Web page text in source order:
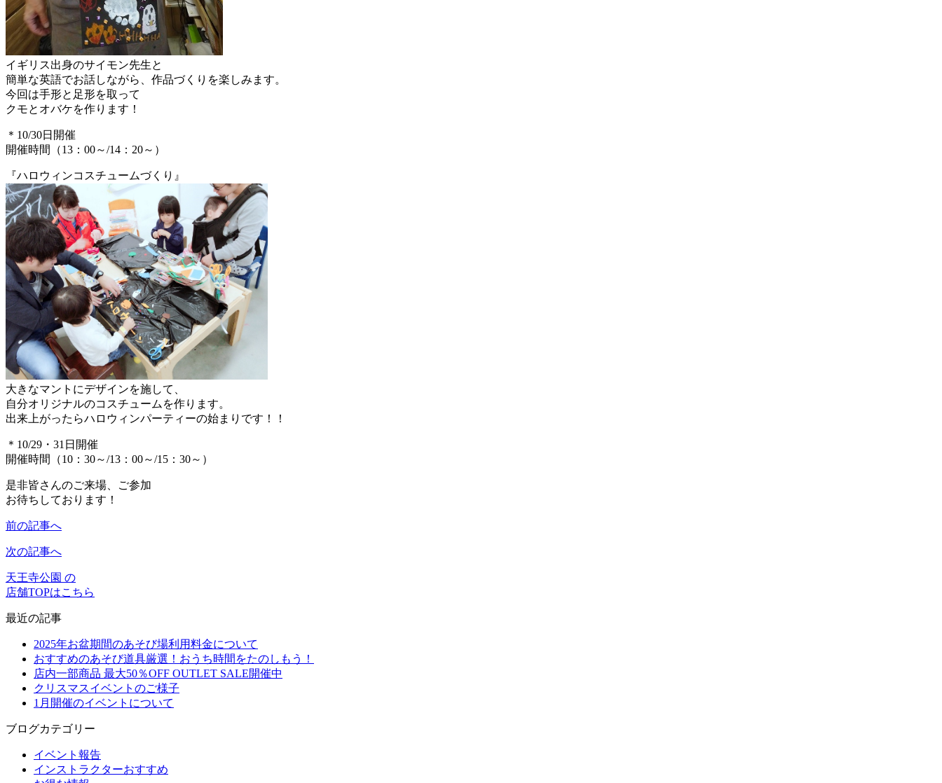
イギリス出身のサイモン先生と
簡単な英語でお話しながら、作品づくりを楽しみます。
今回は手形と足形を取って
クモとオバケを作ります！
＊10/30日開催
開催時間（13：00～/14：20～）
『ハロウィンコスチュームづくり』
大きなマントにデザインを施して、
自分オリジナルのコスチュームを作ります。
出来上がったらハロウィンパーティーの始まりです！！
＊10/29・31日開催
開催時間（10：30～/13：00～/15：30～）
是非皆さんのご来場、ご参加
お待ちしております！
前の記事へ
次の記事へ
天王寺公園 の
店舗TOPはこちら
最近の記事
2025年お盆期間のあそび場利用料金について
おすすめのあそび道具厳選！おうち時間をたのしもう！
店内一部商品 最大50％OFF OUTLET SALE開催中
クリスマスイベントのご様子
1月開催のイベントについて
ブログカテゴリー
イベント報告
インストラクターおすすめ